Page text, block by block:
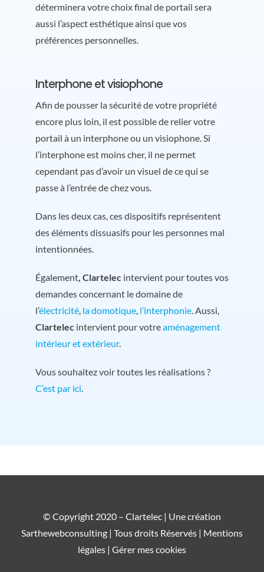
déterminera votre choix final de portail sera
aussi l’aspect esthétique ainsi que vos
préférences personnelles.
Interphone et visiophone
Afin de pousser la sécurité de votre propriété
encore plus loin, il est possible de reliervotre
portail à un interphone ou un visiophone. Si
l’interphone est moins cher, il ne permet
cependant pas d’avoir un visuel de ce qui se
passe à l’entrée de chez vous.
Dans les deuxcas, ces dispositifs représentent
des éléments dissuasifs pour les personnes mal
intentionnées.
Également, Clartelec intervient pour toutes vos
demandes concernant le domaine de
l’électricité, la domotique, l’interphonie. Aussi,
Clartelec intervient pour votreaménagement
intérieur et extérieur.
Vous souhaitez voir toutes les réalisations ?
C’est par ici
© Copyright 2020 – Clartelec | Une création
Sarthewebconsulting | Tous droits Réservés | Mentions
légales | Gérer mes cookies